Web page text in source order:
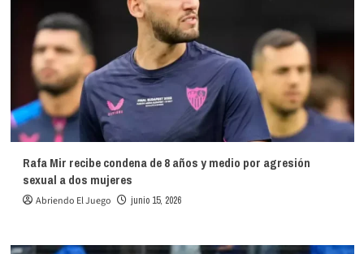
Rafa Mir recibe condena de 8 años y medio por agresión
sexual a dos mujeres
Abriendo El Juego junio 15, 2026